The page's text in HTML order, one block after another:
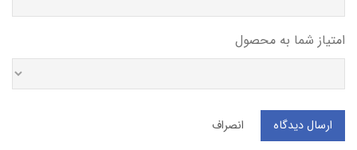
امتیاز شما به محصول
ارسال دیدگاه انصراف